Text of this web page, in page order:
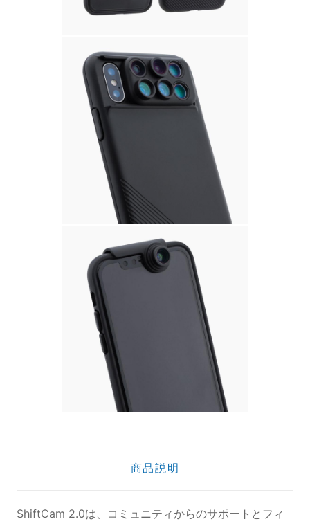
商品説明
ShiftCam 2.0は、コミュニティからのサポートとフィ